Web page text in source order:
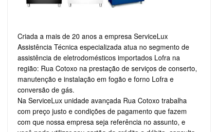
Criada a mais de 20 anos a empresa ServiceLux
Assistência Técnica especializada atua no segmento de
assistência de eletrodomésticos importados Lofra na
região: Rua Cotoxo na prestação de serviços de conserto,
manutenção e instalação em fogão e forno Lofra e
conversão de gás.
Na ServiceLux unidade avançada Rua Cotoxo trabalha
com preço justo e condições de pagamento que fazem
com que nossa empresa seja referência no assunto, e